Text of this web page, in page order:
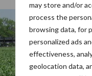
may store and/or
process the
browsing data, for
personalized ads
effectiveness,
geolocation data,